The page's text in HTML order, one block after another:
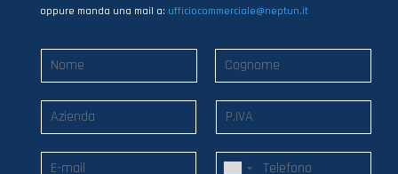
oppure manda una mail a: ufficiocommerciale@neptun.it